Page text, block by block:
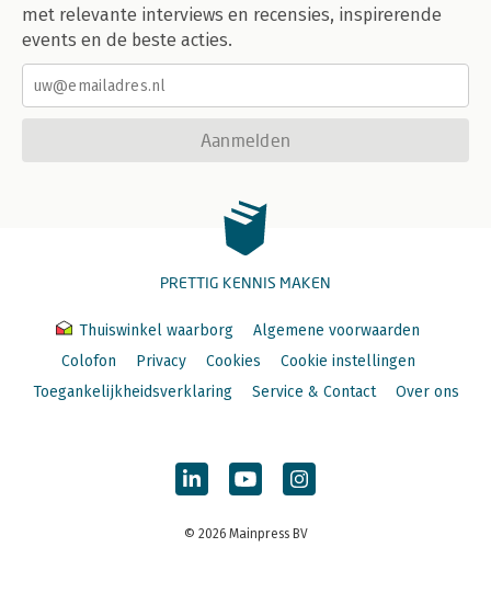
met relevante interviews en recensies, inspirerende
events en de beste acties.
Aanmelden
PRETTIG KENNIS MAKEN
Thuiswinkel waarborg
Algemene voorwaarden
Colofon
Privacy Cookies
Cookie instellingen
Toegankelijkheidsverklaring
Service & Contact Over ons
© 2026 Mainpress BV